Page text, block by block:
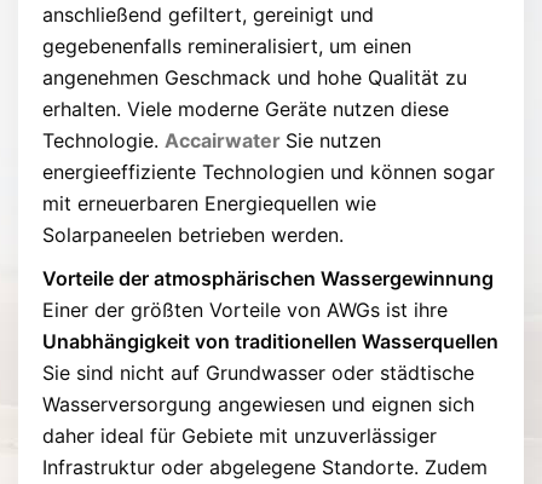
anschließend gefiltert, gereinigt und
gegebenenfalls remineralisiert, um einen
angenehmen Geschmack und hohe Qualität zu
erhalten. Viele moderne Geräte nutzen diese
Technologie. Accairwater Sie nutzen
energieeffiziente Technologien und können sogar
mit erneuerbaren Energiequellen wie
Solarpaneelen betrieben werden.
Vorteile der atmosphärischen Wassergewinnung
Einer der größten Vorteile von AWGs ist ihre
Unabhängigkeit von traditionellen Wasserquellen
Sie sind nicht auf Grundwasser oder städtische
Wasserversorgung angewiesen und eignen sich
daher ideal für Gebiete mit unzuverlässiger
Infrastruktur oder abgelegene Standorte. Zudem